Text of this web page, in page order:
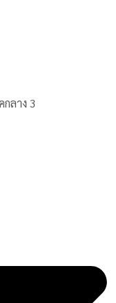
ลาง 3